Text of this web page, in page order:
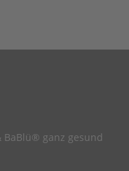
BaBlü® ganz gesund